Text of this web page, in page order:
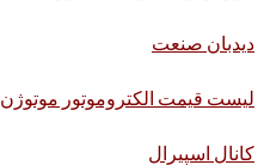
دیدبان صنعت
لیست قیمت الکتروموتور موتوژن
کانال اسپیرال